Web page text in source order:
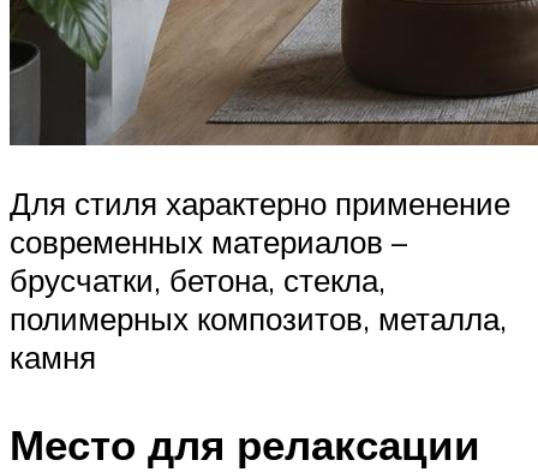
Для стиля характерно применение
современных материалов –
брусчатки, бетона, стекла,
полимерных композитов, металла,
камня
Место для релаксации